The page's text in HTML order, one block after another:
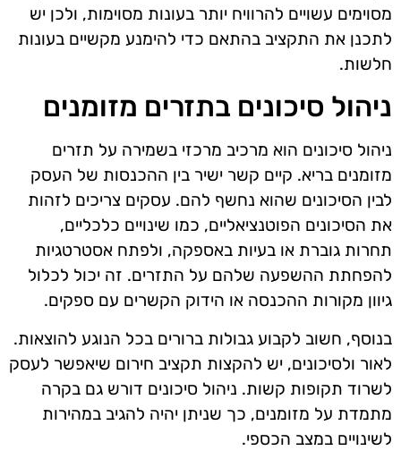
מסוימים עשויים להרוויח יותר בעונות מסוימות, ולכן יש
לתכנן את התקציב בהתאם כדי להימנע מקשיים בעונות
חלשות.
ניהול סיכונים בתזרים מזומנים
ניהול סיכונים הוא מרכיב מרכזי בשמירה על תזרים
מזומנים בריא. קיים קשר ישיר בין ההכנסות של העסק
לבין הסיכונים שהוא נחשף להם. עסקים צריכים לזהות
את הסיכונים הפוטנציאליים, כמו שינויים כלכליים,
תחרות גוברת או בעיות באספקה, ולפתח אסטרטגיות
להפחתת ההשפעה שלהם על התזרים. זה יכול לכלול
גיוון מקורות ההכנסה או הידוק הקשרים עם ספקים.
בנוסף, חשוב לקבוע גבולות ברורים בכל הנוגע להוצאות.
לאור ולסיכונים, יש להקצות תקציב חירום שיאפשר לעסק
לשרוד תקופות קשות. ניהול סיכונים דורש גם בקרה
מתמדת על מזומנים, כך שניתן יהיה להגיב במהירות
לשינויים במצב הכספי.